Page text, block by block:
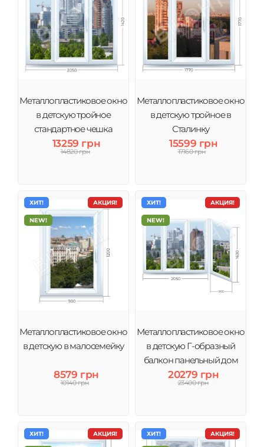
Металлопластиковое окно
в детскую тройное
стандартное чешка
13259 грн
14820 грн
Металлопластиковое окно
в детскую тройное в
Сталинку
15599 грн
17160 грн
АКЦИЯ!
ХИТ!
NEW!
Металлопластиковое окно
в детскую в малосемейку
8579 грн
10140 грн
АКЦИЯ!
ХИТ!
NEW!
Металлопластиковое окно
в детскую Г-образный
балкон панельный дом
20279 грн
23400 грн
АКЦИЯ!
ХИТ! АКЦИЯ!
ХИТ!